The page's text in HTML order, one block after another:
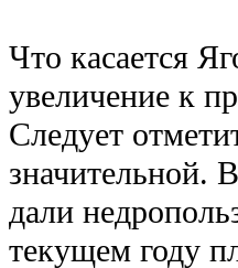
Что касается
увеличение к
Следует
значительной.
дали
текущем году